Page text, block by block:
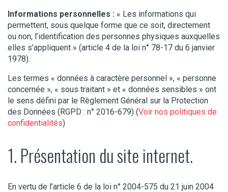
Informations personnelles : « Les informations qui
permettent, sous quelque forme que ce soit, directement
ou non, l’identification des personnes physiques auxquelles
elles s’appliquent » (article 4 de la loi n° 78-17 du 6 janvier
1978).
Les termes « données à caractère personnel », « personne
concernée », « sous traitant » et « données sensibles » ont
le sens défini par le Règlement Général sur la Protection
des Données (RGPD : n° 2016-679) (Voir nos politiques de
confidentialités)
1. Présentation du site internet.
En vertu de l’article 6 de la loi n° 2004-575 du 21 juin 2004